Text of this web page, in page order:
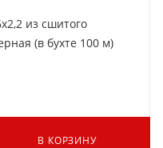
из сшитого
(в бухте 100 м)
В КОРЗИНУ